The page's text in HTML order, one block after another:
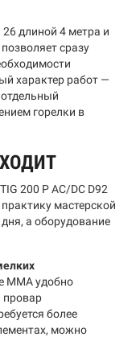
длиной 4 метра и
сразу
характер работ —
горелки в
200 P AC/DC D92
мастерской
а оборудование
MMA удобно
провар
более
можно